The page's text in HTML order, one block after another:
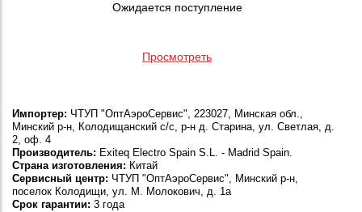
Ожидается поступление
Просмотреть
Импортер: ЧТУП "ОптАэроСервис", 223027, Минская обл.,
Минский р-н, Колодищанский с/с, р-н д. Старина, ул. Светлая, д.
2, оф. 4
Производитель: Exiteq Electro Spain S.L. - Madrid Spain.
Страна изготовления: Китай
Сервисный центр: ЧТУП "ОптАэроСервис", Минский р-н,
поселок Колодищи, ул. М. Молокович, д. 1а
Срок гарантии: 3 года